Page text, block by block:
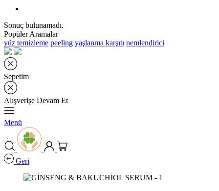
Sonuç bulunamadı.
Popüler Aramalar
yüz temizleme peeling yaşlanma karşıtı nemlendirici
Sepetim
Alışverişe Devam Et
Menü
Geri